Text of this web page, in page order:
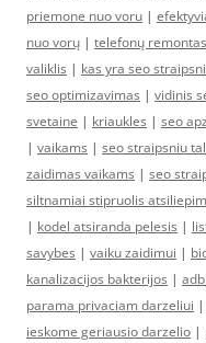
priemone nuo voru |
nuo vorų | telefonų remontas
valiklis | kas yra seo
seo optimizavimas | vidinis
svetaine | kriaukles | seo
| vaikams | seo straipsniu
zaidimas vaikams | seo
siltnamiai stipruolis
| kodel atsiranda pelesis |
savybes | vaiku zaidimui |
kanalizacijos bakterijos |
parama privaciam darzeliui |
ieskome geriausio darzelio |